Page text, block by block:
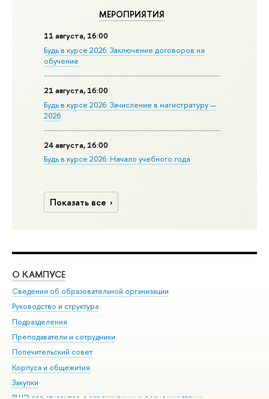
МЕРОПРИЯТИЯ
11 августа, 16:00
Будь в курсе 2026: Заключение договоров на
обучение
21 августа, 16:00
Будь в курсе 2026: Зачисление в магистратуру —
2026
24 августа, 16:00
Будь в курсе 2026: Начало учебного года
Показать все
О КАМПУСЕ
Сведения об образовательной организации
Руководство и структура
Подразделения
Преподаватели и сотрудники
Попечительский совет
Корпуса и общежития
Закупки